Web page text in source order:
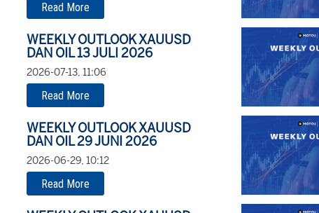
Read More
WEEKLY OUTLOOK XAUUSD
DAN OIL 13 JULI 2026
2026-07-13, 11:06
Read More
WEEKLY OUTLOOK XAUUSD
DAN OIL 29 JUNI 2026
2026-06-29, 10:12
Read More